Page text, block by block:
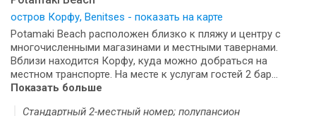
остров Корфу, Benitses - показать на карте
Potamaki Beach расположен близко к пляжу и центру с
многочисленными магазинами и местными тавернами.
Вблизи находится Корфу, куда можно добраться на
местном транспорте. На месте к услугам гостей 2 бар...
Показать больше
Стандартный 2-местный номер; полупансион